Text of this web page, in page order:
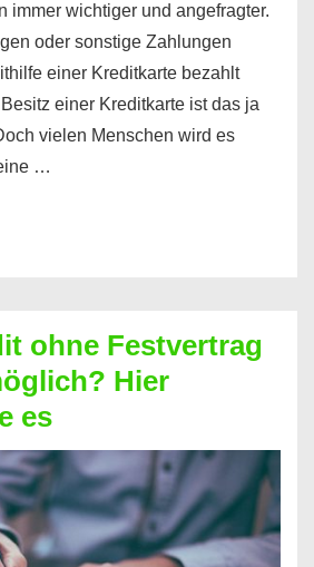
immer wichtiger und angefragter.
oder sonstige Zahlungen
einer Kreditkarte bezahlt
einer Kreditkarte ist das ja
vielen Menschen wird es
…
ohne Festvertrag
Hier
es